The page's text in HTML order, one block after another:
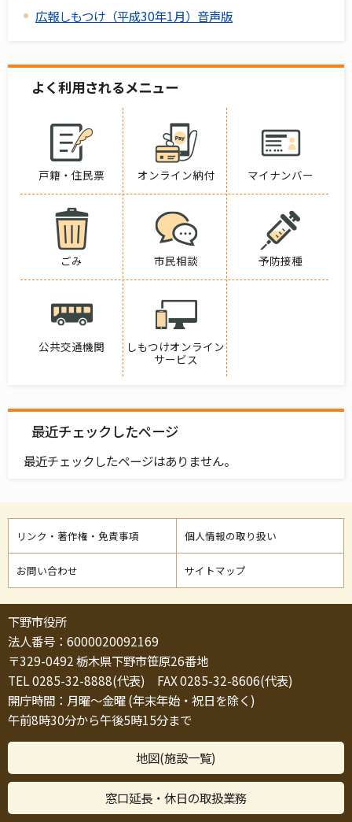
広報しもつけ（平成30年1月）音声版
よく利用されるメニュー
戸籍・住民票 オンライン納付 マイナンバー
ごみ 市民相談 予防接種
公共交通機関
しもつけオンライン
サービス
最近チェックしたページ
最近チェックしたページはありません。
リンク・著作権・免責事項 個人情報の取り扱い
お問い合わせ サイトマップ
下野市役所
法人番号：6000020092169
〒329-0492 栃木県下野市笹原26番地
TEL 0285-32-8888(代表) FAX 0285-32-8606(代表)
開庁時間：月曜～金曜 (年末年始・祝日を除く)
午前8時30分から午後5時15分まで
地図(施設一覧)
窓口延長・休日の取扱業務